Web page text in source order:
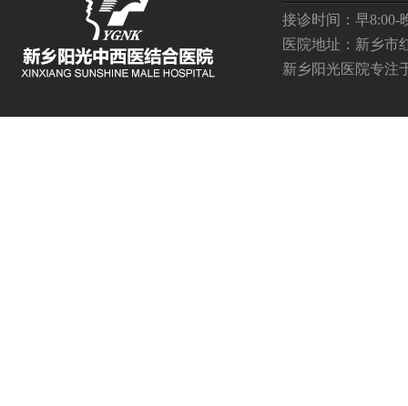
接诊时间：早8:00-
医院地址：新乡市
新乡阳光医院专注